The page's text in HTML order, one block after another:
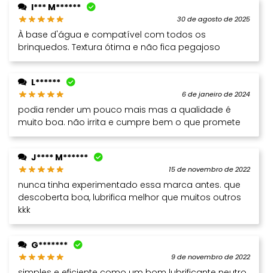
I*** M******
30 de agosto de 2025
À base d'água e compatível com todos os
brinquedos. Textura ótima e não fica pegajoso
L******
6 de janeiro de 2024
podia render um pouco mais mas a qualidade é
muito boa. não irrita e cumpre bem o que promete
J**** M******
15 de novembro de 2022
nunca tinha experimentado essa marca antes. que
descoberta boa, lubrifica melhor que muitos outros
kkk
G*******
9 de novembro de 2022